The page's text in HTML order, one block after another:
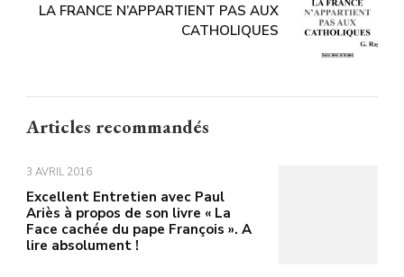
LA FRANCE N’APPARTIENT PAS AUX
CATHOLIQUES
Articles recommandés
3 AVRIL 2016
Excellent Entretien avec Paul
Ariès à propos de son livre « La
Face cachée du pape François ». A
lire absolument !